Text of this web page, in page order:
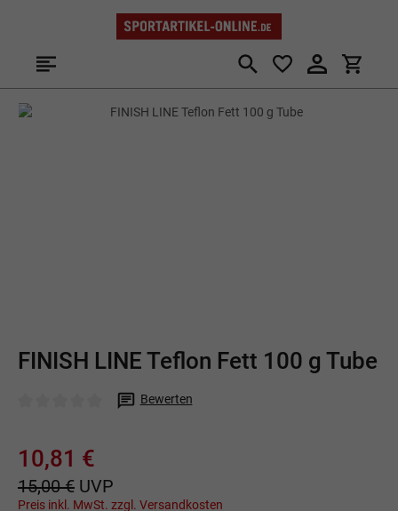
Zum Hauptinhalt springen
Bildergalerie überspringen
FINISH LINE Teflon Fett 100 g Tube
Bewerten
10,81 €
15,00 € UVP
Preis inkl. MwSt. zzgl. Versandkosten